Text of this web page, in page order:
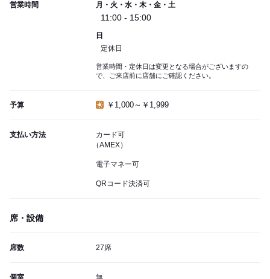
営業時間 月・火・水・木・金・土
11:00 - 15:00
日
定休日
営業時間・定休日は変更となる場合がございますの
で、ご来店前に店舗にご確認ください。
予算 ￥1,000～￥1,999
支払い方法
カード可
（AMEX）
電子マネー可
QRコード決済可
席・設備
席数 27席